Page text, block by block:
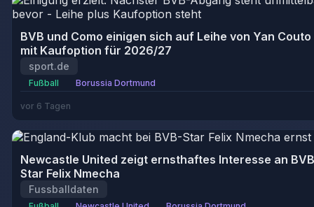
BVB und Como einigen sich auf Leihe von Yan Couto
mit Kaufoption für 2026/27
sport.de
Fußball Borussia Dortmund
vor 6 Tagen
Newcastle United zeigt ernsthaftes Interesse an
Star Felix Nmecha
Fussballdaten